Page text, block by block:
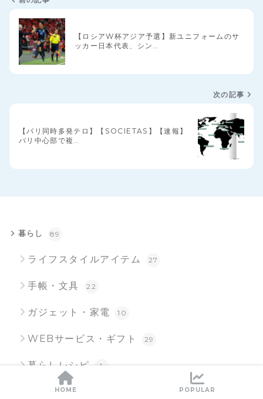
【ロシアW杯アジア予選】新ユニフォームのサ
ッカー日本代表、シン…
次の記事
【パリ同時多発テロ】【SOCIETAS】【速報】
パリ中心部で複…
暮らし 89
ライフスタイルアイテム 27
手帳・文具 22
ガジェット・家電 10
WEBサービス・ギフト 29
暮らしレシピ 1
162
HOME POPULAR